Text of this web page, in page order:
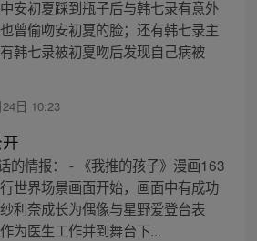
安初夏踩到瓶子后与韩七录有意外
曾偷吻安初夏的脸；还有韩七录主
韩七录被初夏吻后发现自己病被
日 10:23
的情报： - 《我推的孩子》漫画163
世界场景画面开始，画面中有成功
利奈成长为偶像与星野爱登台表
为医生工作并到舞台下...